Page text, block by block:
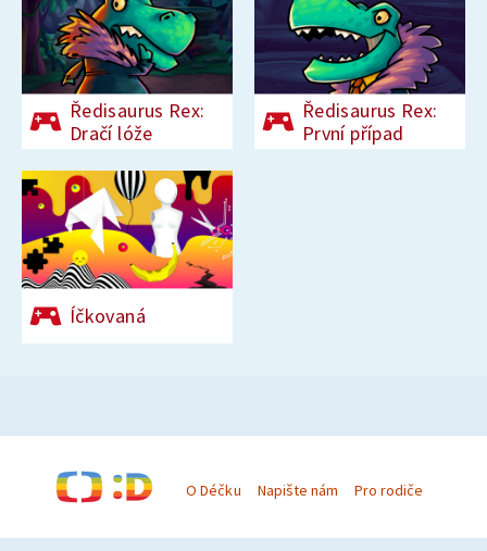
Ředisaurus Rex:
Dračí lóže
Ředisaurus Rex:
První případ
Íčkovaná
O Déčku Napište nám Pro rodiče